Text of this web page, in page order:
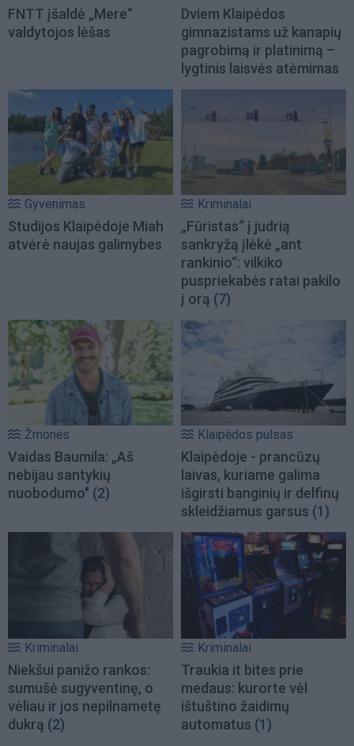
FNTT įšaldė „Mere“
valdytojos lėšas
Dviem Klaipėdos
gimnazistams už kanapių
pagrobimą ir platinimą –
lygtinis laisvės atėmimas
Gyvenimas
Studijos Klaipėdoje Miah
atvėrė naujas galimybes
Kriminalai
„Fūristas“ į judrią
sankryžą įlėkė „ant
rankinio“: vilkiko
puspriekabės ratai pakilo
į orą (7)
Žmonės
Vaidas Baumila: „Aš
nebijau santykių
nuobodumo" (2)
Klaipėdos pulsas
Klaipėdoje - prancūzų
laivas, kuriame galima
išgirsti banginių ir delfinų
skleidžiamus garsus (1)
Kriminalai
Niekšui panižo rankos:
sumušė sugyventinę, o
vėliau ir jos nepilnametę
dukrą (2)
Kriminalai
Traukia it bites prie
medaus: kurorte vėl
ištuštino žaidimų
automatus (1)